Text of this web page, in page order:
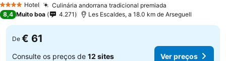
4 EstrelasHotel Culinária andorrana tradicional premiada
8,4 Muito boa 4.271 Les Escaldes, a 18.0 km de Arseguell
De € 61
Consulte os preços de 12 sites Ver preços